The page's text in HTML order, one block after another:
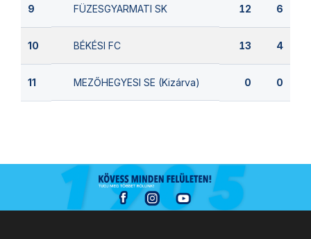
9 FÜZESGYARMATI SK 12 6
10 BÉKÉSI FC 13 4
11 MEZŐHEGYESI SE (Kizárva) 0 0